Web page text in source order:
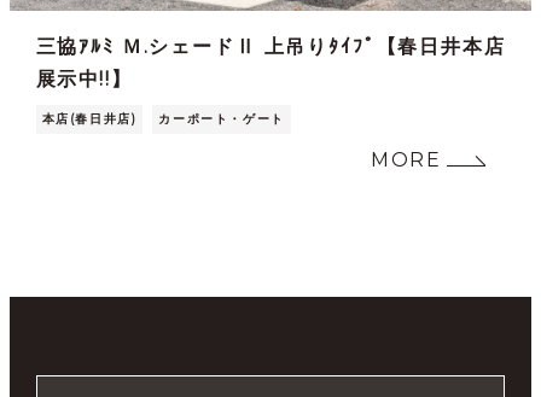
三協ｱﾙﾐ Ｍ.シェードⅡ 上吊りﾀｲﾌﾟ【春日井本店
展示中!!】
本店(春日井店) カーポート・ゲート
MORE